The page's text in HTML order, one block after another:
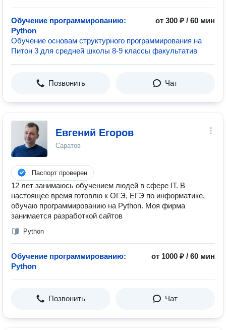
Обучение программированию:
Python
от 300 ₽ / 60 мин
Обучение основам структурного программирования на
Питон 3 для средней школы 8-9 классы факультатив
Позвонить Чат
Евгений Егоров
Саратов
Паспорт проверен
12 лет занимаюсь обучением людей в сфере IT. В
настоящее время готовлю к ОГЭ, ЕГЭ по информатике,
обучаю программированию на Python. Моя фирма
занимается разработкой сайтов
Python
Обучение программированию:
Python
от 1000 ₽ / 60 мин
Позвонить Чат